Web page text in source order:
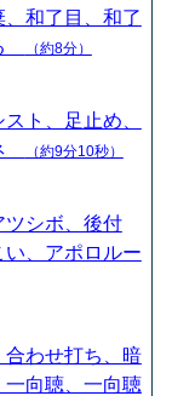
和了目、和了
（約8分）
ト、足止め、
（約9分10秒）
ツシボ、後付
、アポロルー
合わせ打ち、暗
向聴、一向聴